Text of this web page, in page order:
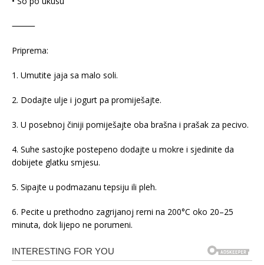
⸻
Priprema:
1. Umutite jaja sa malo soli.
2. Dodajte ulje i jogurt pa promiješajte.
3. U posebnoj činiji pomiješajte oba brašna i prašak za pecivo.
4. Suhe sastojke postepeno dodajte u mokre i sjedinite da
dobijete glatku smjesu.
5. Sipajte u podmazanu tepsiju ili pleh.
6. Pecite u prethodno zagrijanoj rerni na 200°C oko 20–25
minuta, dok lijepo ne porumeni.